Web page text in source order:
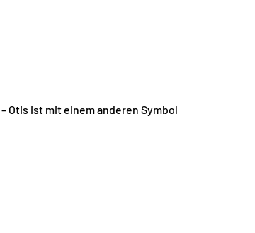
Otis ist mit einem anderen Symbol